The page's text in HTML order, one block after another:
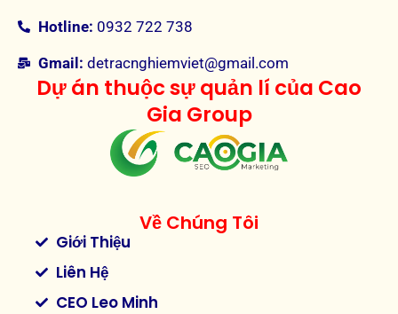
Hotline: 0932 722 738
Gmail: detracnghiemviet@gmail.com
Dự án thuộc sự quản lí của Cao
Gia Group
Về Chúng Tôi
Giới Thiệu
Liên Hệ
CEO Leo Minh